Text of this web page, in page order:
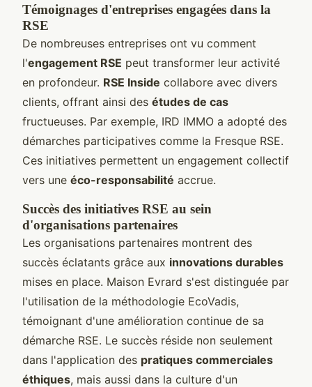
Témoignages d'entreprises engagées dans la
RSE
De nombreuses entreprises ont vu comment
l'engagement RSE peut transformer leur activité
en profondeur. RSE Inside collabore avec divers
clients, offrant ainsi des études de cas
fructueuses. Par exemple, IRD IMMO a adopté des
démarches participatives comme la Fresque RSE.
Ces initiatives permettent un engagement collectif
vers une éco-responsabilité accrue.
Succès des initiatives RSE au sein
d'organisations partenaires
Les organisations partenaires montrent des
succès éclatants grâce aux innovations durables
mises en place. Maison Evrard s'est distinguée par
l'utilisation de la méthodologie EcoVadis,
témoignant d'une amélioration continue de sa
démarche RSE. Le succès réside non seulement
dans l'application des pratiques commerciales
éthiques, mais aussi dans la culture d'un